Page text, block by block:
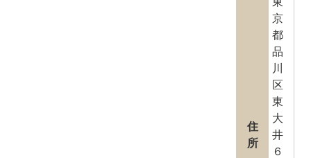
住
所
京
都
品
川
区
東
大
井
６